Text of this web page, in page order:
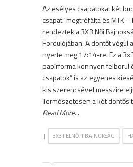
Az esélyes csapatokat két
csapat” megtréfálta és MTK –
rendeztek a 3X3 Női
Fordulójában. A döntőt végül
nyerte meg 17:14-re. Ez a
papírforma könnyen felborul
csapatok” is az egyenes
kis szerencsével messzire
Természetesen a két döntős
Read More...
| 3X3 FELNŐTT BAJNOKSÁG ,